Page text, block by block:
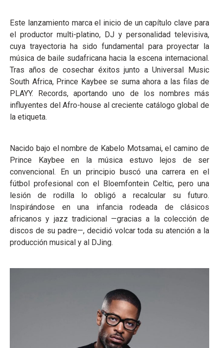
Este lanzamiento marca el inicio de un capítulo clave para
el productor multi-platino, DJ y personalidad televisiva,
cuya trayectoria ha sido fundamental para proyectar la
música de baile sudafricana hacia la escena internacional.
Tras años de cosechar éxitos junto a Universal Music
South Africa, Prince Kaybee se suma ahora a las filas de
PLAYY. Records, aportando uno de los nombres más
influyentes del Afro-house al creciente catálogo global de
la etiqueta.
Nacido bajo el nombre de Kabelo Motsamai, el camino de
Prince Kaybee en la música estuvo lejos de ser
convencional. En un principio buscó una carrera en el
fútbol profesional con el Bloemfontein Celtic, pero una
lesión de rodilla lo obligó a recalcular su futuro.
Inspirándose en una infancia rodeada de clásicos
africanos y jazz tradicional —gracias a la colección de
discos de su padre—, decidió volcar toda su atención a la
producción musical y al DJing.